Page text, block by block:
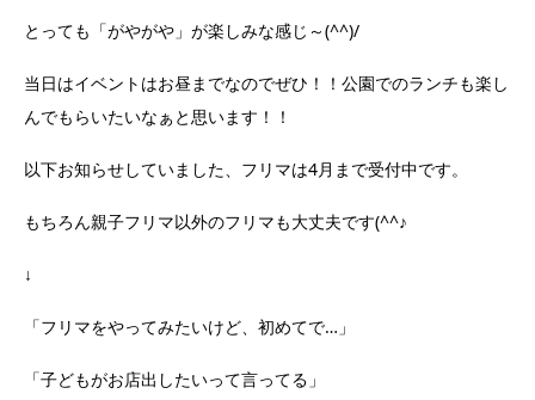
とっても「がやがや」が楽しみな感じ～(^^)/
当日はイベントはお昼までなのでぜひ！！公園でのランチも楽し
んでもらいたいなぁと思います！！
以下お知らせしていました、フリマは4月まで受付中です。
もちろん親子フリマ以外のフリマも大丈夫です(^^♪
↓
「フリマをやってみたいけど、初めてで…」
「子どもがお店出したいって言ってる」